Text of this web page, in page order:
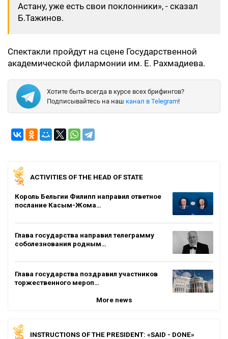
Астану, уже есть свои поклонники», - сказал
Б.Тажинов.
Спектакли пройдут на сцене Государственной
академической филармонии им. Е. Рахмадиева.
Хотите быть всегда в курсе всех брифингов?
Подписывайтесь на наш канал в Telegram!
ACTIVITIES OF THE HEAD OF STATE
Король Бельгии Филипп направил ответное
послание Касым-Жома…
Глава государства направил телеграмму
соболезнования родным…
Глава государства поздравил участников
торжественного мероп…
More news
INSTRUCTIONS OF THE PRESIDENT: «SAID - DONE»